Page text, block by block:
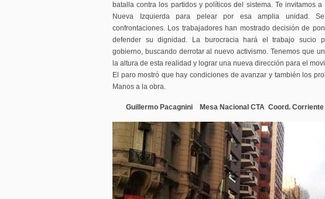
batalla contra los partidos y políticos del sistema. Te invitamos a
Nueva Izquierda para pelear por esa amplia unidad.
confrontaciones. Los trabajadores han mostrado decisión de
defender su dignidad. La burocracia hará el trabajo sucio
gobierno, buscando derrotar al nuevo activismo. Tenemos que
la altura de esta realidad y lograr una nueva dirección para el
El paro mostró que hay condiciones de avanzar y también los
Manos a la obra.
Guillermo Pacagnini Mesa Nacional CTA Coord.